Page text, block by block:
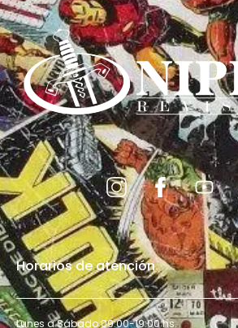
Horarios de atención
Lunes a Sábado 09:00-19:00 hs.